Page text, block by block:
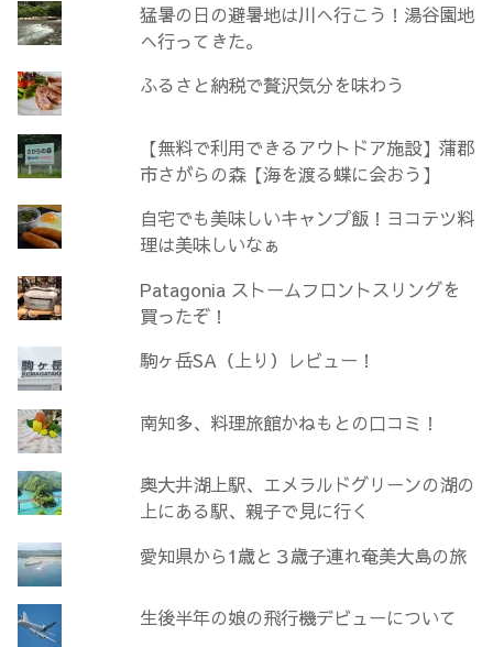
猛暑の日の避暑地は川へ行こう！湯谷園地
へ行ってきた。
ふるさと納税で贅沢気分を味わう
【無料で利用できるアウトドア施設】蒲郡
市さがらの森【海を渡る蝶に会おう】
自宅でも美味しいキャンプ飯！ヨコテツ料
理は美味しいなぁ
Patagonia ストームフロントスリングを
買ったぞ！
駒ヶ岳SA（上り）レビュー！
南知多、料理旅館かねもとの口コミ！
奥大井湖上駅、エメラルドグリーンの湖の
上にある駅、親子で見に行く
愛知県から1歳と３歳子連れ奄美大島の旅
生後半年の娘の飛行機デビューについて